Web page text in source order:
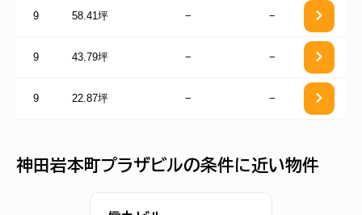
9 58.41坪 − −
9 43.79坪 − −
9 22.87坪 − −
神田岩本町プラザビルの条件に近い物件